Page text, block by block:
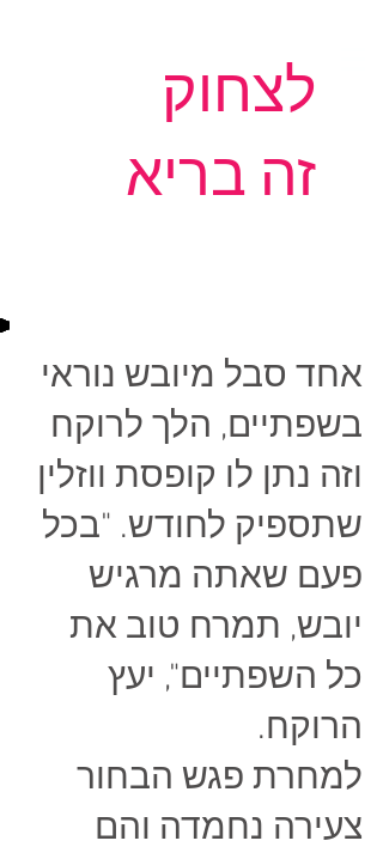
לצחוק
זה בריא
אחד סבל מיובש נוראי
בשפתיים, הלך לרוקח
וזה נתן לו קופסת ווזלין
שתספיק לחודש. "בכל
פעם שאתה מרגיש
יובש, תמרח טוב את
כל השפתיים", יעץ
הרוקח.
למחרת פגש הבחור
צעירה נחמדה והם